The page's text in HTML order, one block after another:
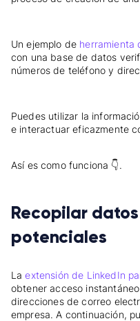
Un ejemplo de herramienta
con una base de datos
números de teléfono y
Puedes utilizar la
e interactuar eficazmente
Así es como funciona 👇.
Recopilar
potenciales
Laextensión de LinkedIn
obtener acceso
direcciones de correo
empresa. A continuación,